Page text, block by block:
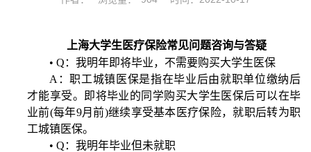
上海大学生医疗保险常见问题咨询与答疑
• Q ：我明年即将毕业，不需要购买大学生医保
A ：职工城镇医保是指在毕业后由就职单位缴纳后
才能享受。即将毕业的同学购买大学生医保后可以在毕
业前(每年9月前)继续享受基本医疗保险，就职后转为职
工城镇医保。
• Q ： 我明年毕业但未就职